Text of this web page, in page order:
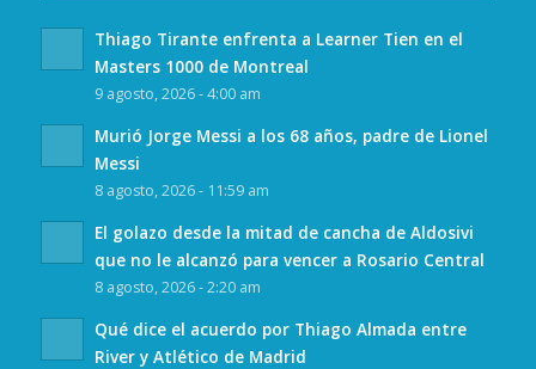
Thiago Tirante enfrenta a Learner Tien en el
Masters 1000 de Montreal
9 agosto, 2026 - 4:00 am
Murió Jorge Messi a los 68 años, padre de Lionel
Messi
8 agosto, 2026 - 11:59 am
El golazo desde la mitad de cancha de Aldosivi
que no le alcanzó para vencer a Rosario Central
8 agosto, 2026 - 2:20 am
Qué dice el acuerdo por Thiago Almada entre
River y Atlético de Madrid